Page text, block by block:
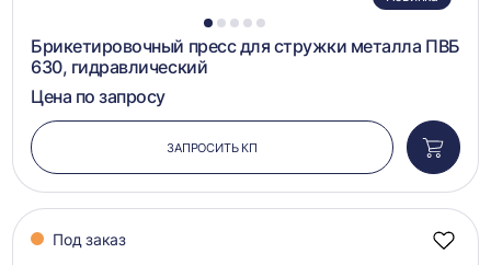
1 2 3 4 5
Брикетировочный пресс для стружки металла ПВБ
630, гидравлический
Цена по запросу
ЗАПРОСИТЬ КП
в
Под заказ